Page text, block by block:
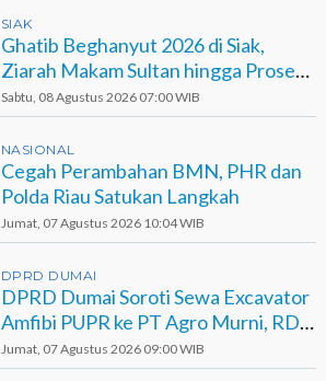
SIAK
Ghatib Beghanyut 2026 di Siak,
Ziarah Makam Sultan hingga Prosesi
di Sungai
Sabtu, 08 Agustus 2026 07:00 WIB
NASIONAL
Cegah Perambahan BMN, PHR dan
Polda Riau Satukan Langkah
Jumat, 07 Agustus 2026 10:04 WIB
DPRD DUMAI
DPRD Dumai Soroti Sewa Excavator
Amfibi PUPR ke PT Agro Murni, RDP
Jadi Opsi
Jumat, 07 Agustus 2026 09:00 WIB